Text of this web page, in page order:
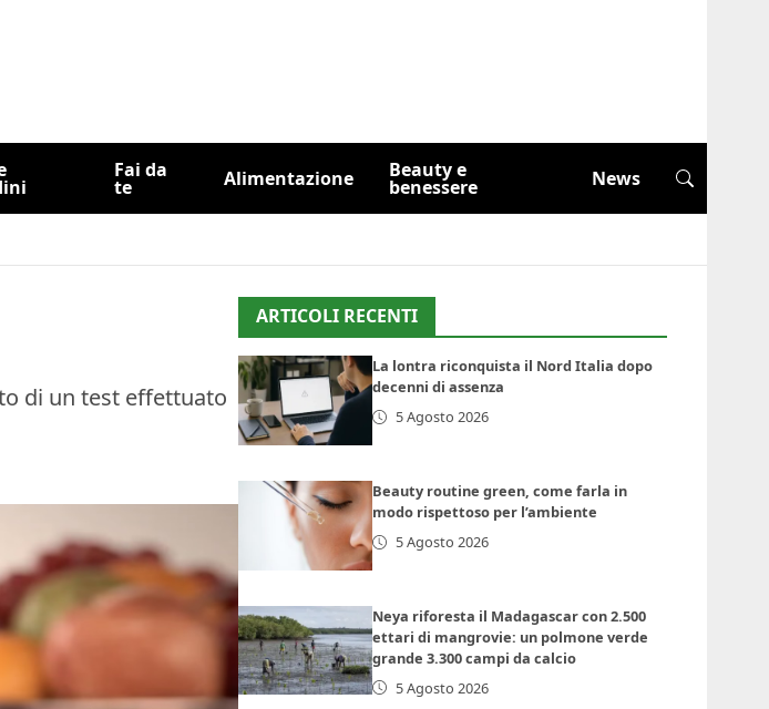
Fai da
te Alimentazione Beauty e
benessere News
di un test effettuato
ARTICOLI RECENTI
La lontra riconquista il Nord Italia dopo
decenni di assenza
5 Agosto 2026
Beauty routine green, come farla in
modo rispettoso per l’ambiente
5 Agosto 2026
Neya riforesta il Madagascar con 2.500
ettari di mangrovie: un polmone verde
grande 3.300 campi da calcio
5 Agosto 2026